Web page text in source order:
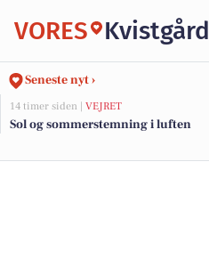
VORES Kvistgård
Seneste nyt ›
14 timer siden | VEJRET
Sol og sommerstemning i luften